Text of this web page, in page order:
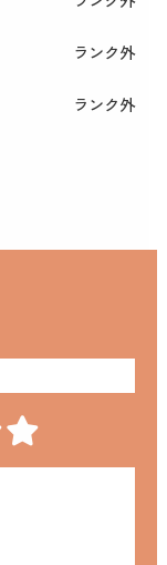
ランク外
ランク外